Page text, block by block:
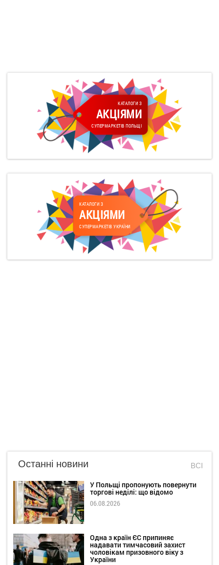
КАТАЛОГИ З
АКЦІЯМИ
СУПЕРМАРКЕТІВ ПОЛЬЩІ
КАТАЛОГИ З
АКЦІЯМИ
СУПЕРМАРКЕТІВ УКРАЇНИ
Останні новини ВСІ
У Польщі пропонують повернути
торгові неділі: що відомо
06.08.2026
Одна з країн ЄС припиняє
надавати тимчасовий захист
чоловікам призовного віку з
України